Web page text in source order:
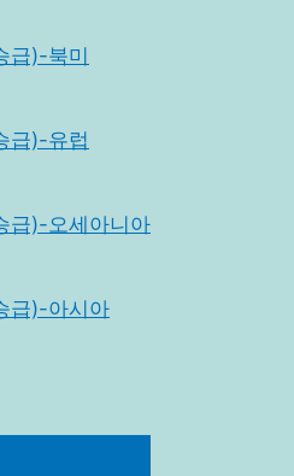
급)-북미
급)-유럽
급)-오세아니아
급)-아시아